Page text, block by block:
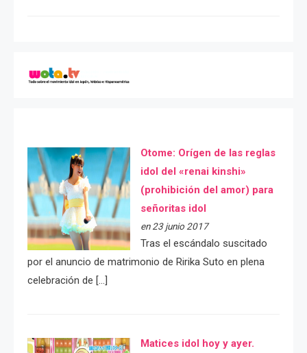
Otome: Orígen de las reglas
idol del «renai kinshi»
(prohibición del amor) para
señoritas idol
en 23 junio 2017
Tras el escándalo suscitado
por el anuncio de matrimonio de Ririka Suto en plena
celebración de […]
Matices idol hoy y ayer.